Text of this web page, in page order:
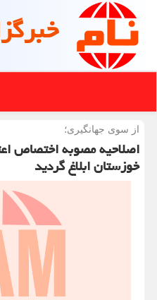
از سوی جهانگیری؛
اصلاحیه مصوبه اختصاص
خوزستان ابلاغ گردید